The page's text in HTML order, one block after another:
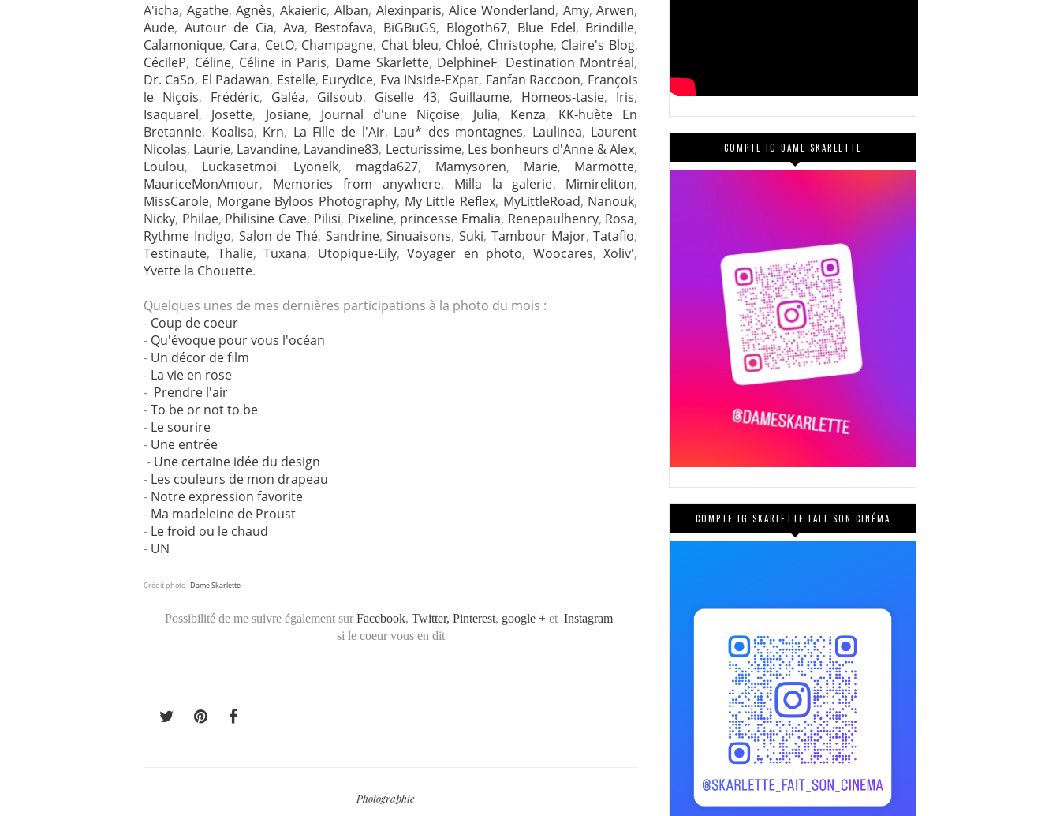
A'icha, Agathe,Agnès,Akaieric, Alban, Alexinparis,Alice Wonderland, Amy,Arwen,
Aude, Autour de Cia,Ava, Bestofava, BiGBuGS, Blogoth67, Blue Edel, Brindille,
Calamonique, Cara, CetO, Champagne, Chat bleu, Chloé, Christophe, Claire's Blog,
CécileP, Céline, Céline in Paris, Dame Skarlette, DelphineF, Destination Montréal,
Dr. CaSo, El Padawan, Estelle, Eurydice, Eva INside-EXpat, Fanfan Raccoon, François
le Niçois, Frédéric, Galéa, Gilsoub, Giselle 43, Guillaume, Homeos-tasie, Iris,
Isaquarel, Josette, Josiane, Journal d'une Niçoise, Julia, Kenza, KK-huète En
Bretannie, Koalisa, Krn, La Fille de l'Air, Lau* des montagnes, Laulinea, Laurent
Nicolas, Laurie, Lavandine, Lavandine83, Lecturissime, Les bonheurs d'Anne & Alex,
Loulou, Luckasetmoi, Lyonelk, magda627, Mamysoren, Marie, Marmotte,
MauriceMonAmour, Memories from anywhere, Milla la galerie, Mimireliton,
MissCarole, Morgane Byloos Photography, My Little Reflex, MyLittleRoad, Nanouk,
Nicky, Philae, Philisine Cave, Pilisi, Pixeline, princesse Emalia, Renepaulhenry, Rosa,
Rythme Indigo, Salon de Thé, Sandrine,Sinuaisons,Suki, Tambour Major,Tataflo,
Testinaute, Thalie,Tuxana, Utopique-Lily,Voyager en photo, Woocares,Xoliv',
Yvette la Chouette.
Quelques unes de mes dernières participations à la photo du mois :
- Coup de coeur
- Qu'évoque pour vous l'océan
- Un décor de film
- La vie en rose
- Prendre l'air
-To be or not to be
- Le sourire
- Une entrée
- Une certaine idée du design
- Les couleurs de mon drapeau
- Notre expression favorite
- Ma madeleine de Proust
- Le froid ou le chaud
- UN
Crédit photo : Dame Skarlette
Possibilité de me suivre également surFacebook,Twitter,Pinterest, google + etInstagram
si le coeur vous en dit
Photographie
COMPTE IG DAME SKARLETTE
COMPTE IG SKARLETTE FAIT SON CINÉMA